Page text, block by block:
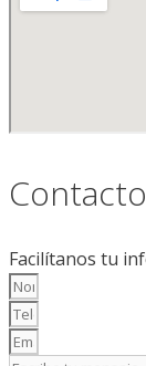
Contacto
Facilítanos tu